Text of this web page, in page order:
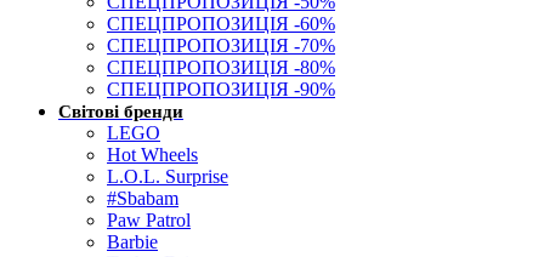
СПЕЦПРОПОЗИЦІЯ -60%
СПЕЦПРОПОЗИЦІЯ -70%
СПЕЦПРОПОЗИЦІЯ -80%
СПЕЦПРОПОЗИЦІЯ -90%
Світові бренди
LEGO
Hot Wheels
L.O.L. Surprise
#Sbabam
Paw Patrol
Barbie